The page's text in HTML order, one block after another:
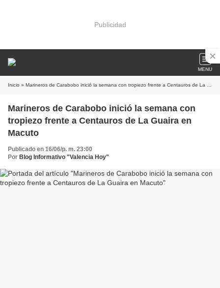
Publicidad
MENU
Inicio » Marineros de Carabobo inició la semana con tropiezo frente a Centauros de La Guaira en Macuto
Marineros de Carabobo inició la semana con
tropiezo frente a Centauros de La Guaira en
Macuto
Publicado en 16/06/p. m. 23:00
Por Blog Informativo "Valencia Hoy"